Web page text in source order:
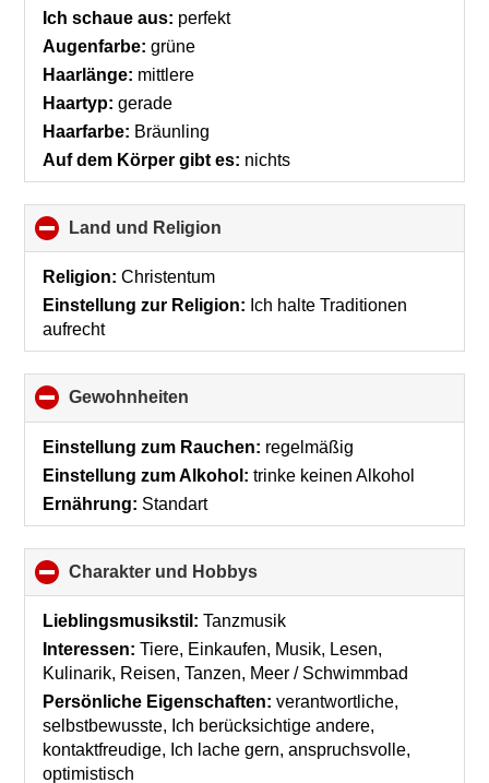
Ich schaue aus: perfekt
Augenfarbe: grüne
Haarlänge: mittlere
Haartyp: gerade
Haarfarbe: Bräunling
Auf dem Körper gibt es: nichts
Land und Religion
to
Religion: Christentum
Einstellung zur Religion: Ich halte Traditionen
aufrecht
Gewohnheiten
to
collapse
Einstellung zum Rauchen: regelmäßig
Einstellung zum Alkohol: trinke keinen Alkohol
Ernährung: Standart
Charakter und Hobbys
to
collapse
Lieblingsmusikstil: Tanzmusik
Interessen: Tiere, Einkaufen, Musik, Lesen,
Kulinarik, Reisen, Tanzen, Meer / Schwimmbad
Persönliche Eigenschaften: verantwortliche,
selbstbewusste, Ich berücksichtige andere,
kontaktfreudige, Ich lache gern, anspruchsvolle,
optimistisch